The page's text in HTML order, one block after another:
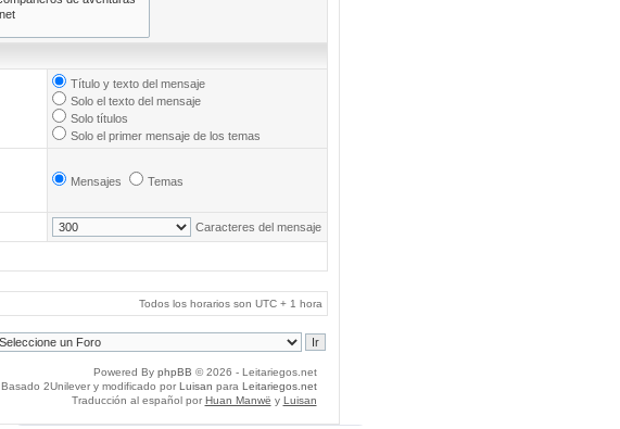
Título y texto del mensaje
Solo el texto del mensaje
Solo títulos
Solo el primer mensaje de los temas
Mensajes Temas
Caracteres del mensaje
Todos los horarios son UTC + 1 hora
Powered By phpBB © 2026 - Leitariegos.net
Basado 2Unilever y modificado por Luisan para Leitariegos.net
Traducción al español por Huan Manwë y Luisan